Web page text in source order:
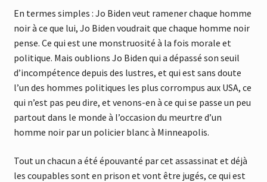
En termes simples : Jo Biden veut ramener chaque homme
noir à ce que lui, Jo Biden voudrait que chaque homme noir
pense. Ce qui est une monstruosité à la fois morale et
politique. Mais oublions Jo Biden qui a dépassé son seuil
d’incompétence depuis des lustres, et qui est sans doute
l’un des hommes politiques les plus corrompus aux USA, ce
qui n’est pas peu dire, et venons-en à ce qui se passe un peu
partout dans le monde à l’occasion du meurtre d’un
homme noir par un policier blanc à Minneapolis.
Tout un chacun a été épouvanté par cet assassinat et déjà
les coupables sont en prison et vont être jugés, ce qui est